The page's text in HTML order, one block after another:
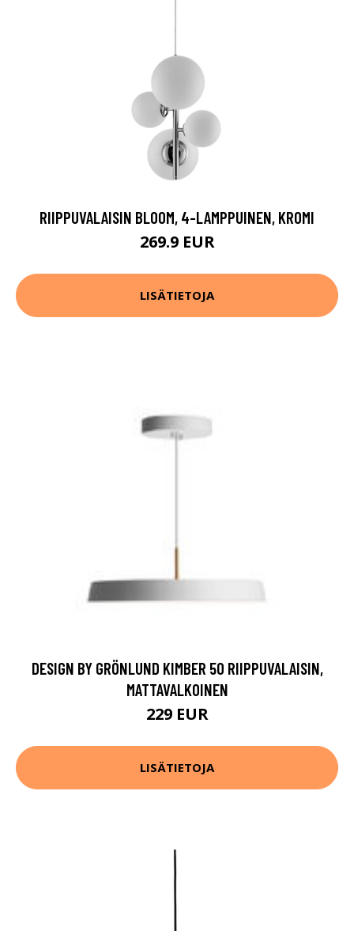
RIIPPUVALAISIN BLOOM, 4-LAMPPUINEN, KROMI
269.9 EUR
LISÄTIETOJA
DESIGN BY GRÖNLUND KIMBER 50 RIIPPUVALAISIN,
MATTAVALKOINEN
229 EUR
LISÄTIETOJA